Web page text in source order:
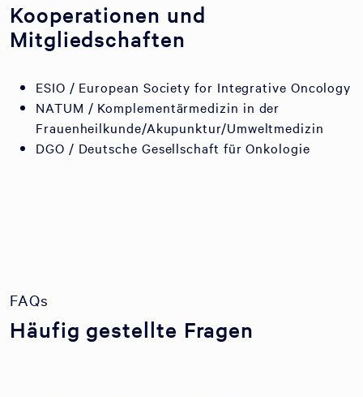
Kooperationen und
Mitgliedschaften
ESIO / European Society for Integrative Oncology
NATUM / Komplementärmedizin in der
Frauenheilkunde/Akupunktur/Umweltmedizin
DGO / Deutsche Gesellschaft für Onkologie
FAQs
Häufig gestellte Fragen